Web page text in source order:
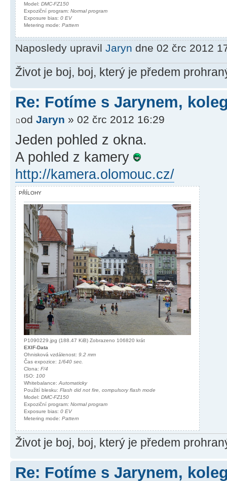
Model: DMC-FZ150
Expoziční program: Normal program
Exposure bias: 0 EV
Metering mode: Pattern
Naposledy upravil Jaryn dne 02 črc 2012
Život je boj, boj, který je předem
Re: Fotíme s Jarynem,
od Jaryn » 02 črc 2012 16:29
Jeden pohled z okna.
A pohled z kamery
http://kamera.olomouc.cz/
PŘÍLOHY
P1090229.jpg (188.47 KiB) Zobrazeno 106820 krát
EXIF-Data
Ohnisková vzdálenost: 9.2 mm
Čas expozice: 1/640 sec.
Clona: F/4
ISO: 100
Whitebalance: Automaticky
Použití blesku: Flash did not fire, compulsory flash mode
Model: DMC-FZ150
Expoziční program: Normal program
Exposure bias: 0 EV
Metering mode: Pattern
Život je boj, boj, který je předem
Re: Fotíme s Jarynem,